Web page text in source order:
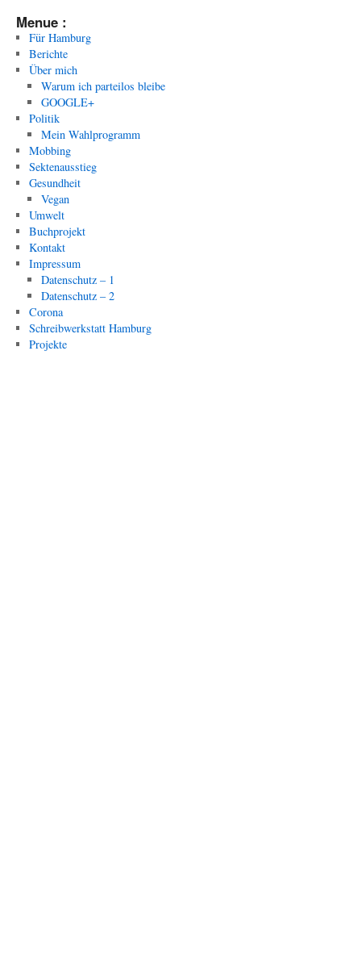
Menue :
Für Hamburg
Berichte
Über mich
Warum ich parteilos bleibe
GOOGLE+
Politik
Mein Wahlprogramm
Mobbing
Sektenausstieg
Gesundheit
Vegan
Umwelt
Buchprojekt
Kontakt
Impressum
Datenschutz – 1
Datenschutz – 2
Corona
Schreibwerkstatt Hamburg
Projekte